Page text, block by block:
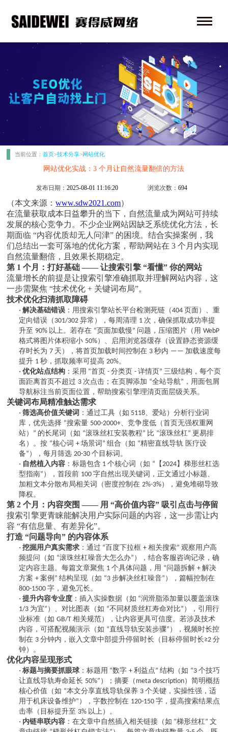
当前位置：首页>技术分享>网站优化
网站优化实战：3 个月让自然流量翻倍的方法
发布日期：2025-08-01 11:16:20 浏览次数：694
（本文来源：www.sdw2021.com）
在流量获取成本日益攀升的当下，自然流量成为网站可持续
发展的核心竞争力。不少企业网站因缺乏系统优化方法，长
期面临 “内容优质却无人问津” 的困境。结合实操案例，我
们总结出一套可落地的优化方案，帮助网站在 3 个月内实现
自然流量翻倍，且效果长期稳定。
第 1 个月：打好基础 —— 让搜索引擎 “看懂” 你的网站
流量增长的前提是让搜索引擎准确抓取并理解网站内容，这
一步需聚焦 “技术优化 + 关键词布局”。
技术优化扫清抓取障碍
·解决基础错误 ：用搜索引擎站长平台检测死链（404 页面）、重
定向错误（ 301/302异常），每周清理 1次，确保抓取成功率提
升至 90% 以上。若存在 “页面加载慢” 问题，压缩图片（用WebP
格式将图片体积缩小 50%）、启用浏览器缓存（设置静态资源缓
存时长为7 天），将首页加载时间控制在 3秒内 ——加载速度每
提升 1秒，抓取频率可提高20%。
·优化站点结构 ：采用 “首页-分类页-详情页”三级结构，每个页
面距离首页不超过 3次点击；在页脚添加 “全站导航” ，用面包屑
导航标注当前页面位置，帮助搜索引擎理清页面层级关系。
关键词布局精准触达需求
·筛选高价值关键词 ：通过工具（如 5118、爱站）分析行业词
库，优先选择 “搜索量 500-2000+、竞争度低（首页无强权重网
站） ” 的长尾词（如 “滚珠丝杠安装教程” 比 “滚珠丝杠” 更易排
名）。按 “核心词+场景词 ”组合（如 “精密直线导轨 医疗设
备” ），每月筛选20-30个目标词。
· 自然植入内容 ：标题包含 1个核心词（如 “ 【2024】梯形丝杠选
型指南” ），首段前 100字自然出现关键词，正文通过小标题、
加粗文本分散布局相关词（密度控制在2%-3%），避免堆砌导致
降权。
第 2 个月：内容突围 —— 用 “高价值内容” 吸引点击与停留
搜索引擎更青睐能解决用户实际问题的内容，这一步需让内
容 “有信息量、有差异化”。
打造 “问题导向” 的内容体系
·挖掘用户真实需求 ：通过 “百度下拉框+相关搜索”观察用户高
频提问（如 “滚珠丝杠噪音大怎么办” ），结合客服咨询记录，确
定内容主题。每篇文章聚焦 1个具体问题，用 “问题拆解+解决
方案+案例 ”结构呈现（如 “3步解决丝杠噪音” ），篇幅控制在
800-1500字，避免冗长。
·提升内容专业度 ：插入实操数据（如 “润滑脂添加量以覆盖滚珠
1/3 为宜” ）、对比图表（如 “不同材质丝杠寿命对比” ），引用行
业标准（如GB/T相关规范），让内容更具可信度。若涉及技术
内容，可搭配视频演示（如 “直线导轨安装步骤” ），视频时长控
制在 3分钟内，嵌入文章中部提升停留时长（目标停留时长≥2分
钟）。
优化内容呈现形式
·标题与摘要抓眼球 ：标题用 “数字+利益点”结构（如 “3个技巧
让直线导轨寿命延长 50%” ）；摘要（ meta description）简明概括
核心价值（如 “本文分享直线导轨保养 3个关键，实操性强，适
用于机床设备维护” ），字数控制在 120-150字，提高搜索结果点
击率（目标提升至 3% 以上）。
· 内链串联内容 ：在文章中自然插入相关链接（如 “梯形丝杠”文